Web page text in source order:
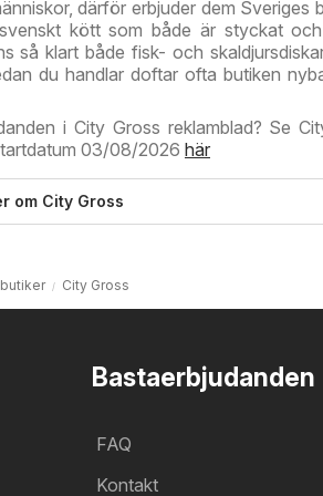
därför erbjuder dem Sveriges
kött som både är styckat
så klart både fisk- och
du handlar doftar ofta butiken
i City Gross reklamblad? Se
03/08/2026 här
om City Gross
City Gross
Bastaerbjudanden
FAQ
Kontakt